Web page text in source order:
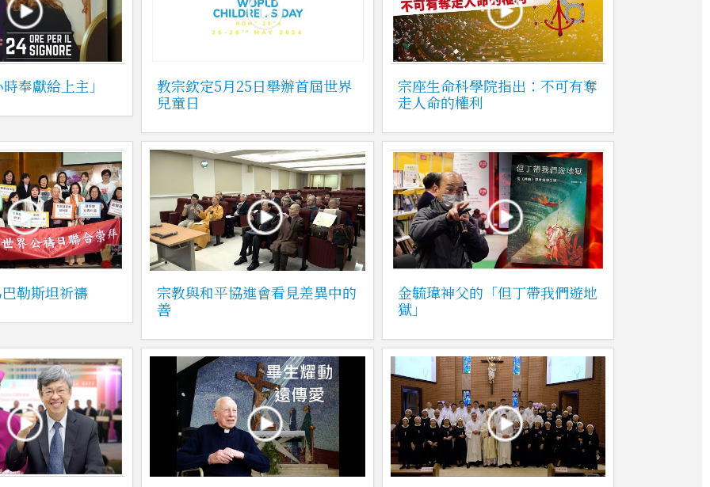
奉獻給上主」
教宗欽定5月25日舉辦首屆世界
兒童日
宗座生命科學院指出：不可有奪
走人命的權利
勒斯坦祈禱
宗教與和平協進會看見差異中的
善
金毓瑋神父的「但丁帶我們遊地
獄」